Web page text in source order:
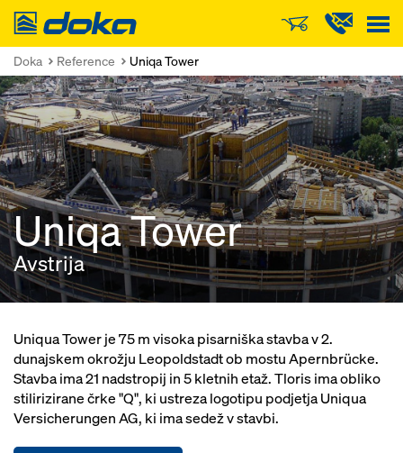
Doka
Doka Reference Uniqa Tower
Uniqa Tower
Avstrija
Uniqua Tower je 75 m visoka pisarniška stavba v 2.
dunajskem okrožju Leopoldstadt ob mostu Apernbrücke.
Stavba ima 21 nadstropij in 5 kletnih etaž. Tloris ima obliko
stilirizirane črke "Q", ki ustreza logotipu podjetja Uniqua
Versicherungen AG, ki ima sedež v stavbi.